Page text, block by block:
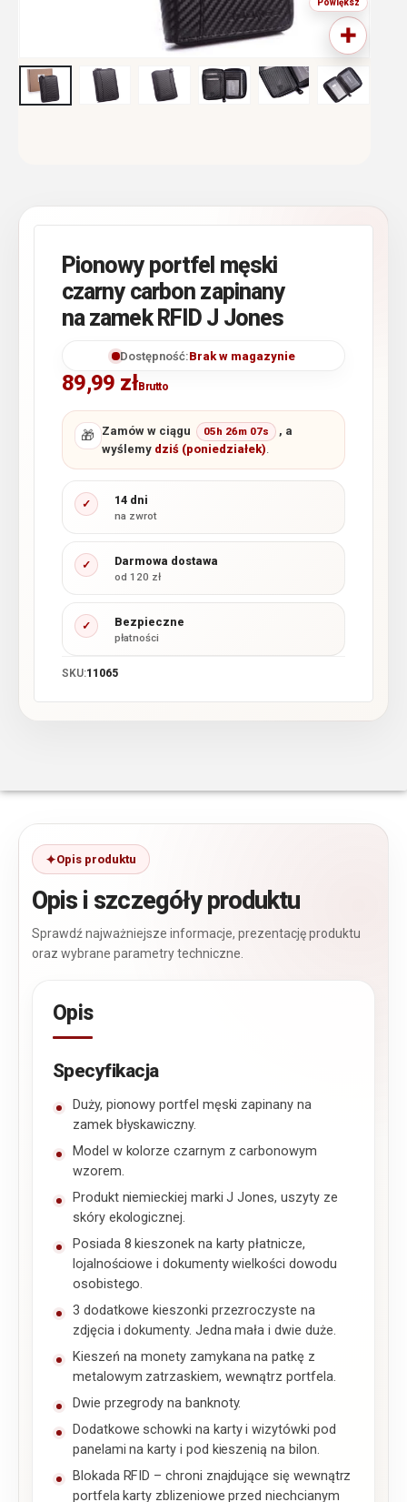
Pionowy portfel męski
czarny carbon zapinany
na zamek RFID J Jones
Dostępność:Brak w magazynie
89,99 złBrutto
🎁 Zamów w ciągu 05h 26m 06s
, a
wyślemy dziś (poniedziałek).
✓ 14 dni
na zwrot
✓ Darmowa dostawa
od 120 zł
✓ Bezpieczne
płatności
SKU:11065
Opis produktu
Opis i szczegóły produktu
Sprawdź najważniejsze informacje, prezentację produktu
oraz wybrane parametry techniczne.
Opis
Specyfikacja
Duży, pionowy portfel męski zapinany na
zamek błyskawiczny.
Model w kolorze czarnym z carbonowym
wzorem.
Produkt niemieckiej marki J Jones, uszyty ze
skóry ekologicznej.
Posiada 8 kieszonek na karty płatnicze,
lojalnościowe i dokumenty wielkości dowodu
osobistego.
3 dodatkowe kieszonki przezroczyste na
zdjęcia i dokumenty. Jedna mała i dwie duże.
Kieszeń na monety zamykana na patkę z
metalowym zatrzaskiem, wewnątrz portfela.
Dwie przegrody na banknoty.
Dodatkowe schowki na karty i wizytówki pod
panelami na karty i pod kieszenią na bilon.
Blokada RFID – chroni znajdujące się wewnątrz
portfela karty zblizeniowe przed niechcianym